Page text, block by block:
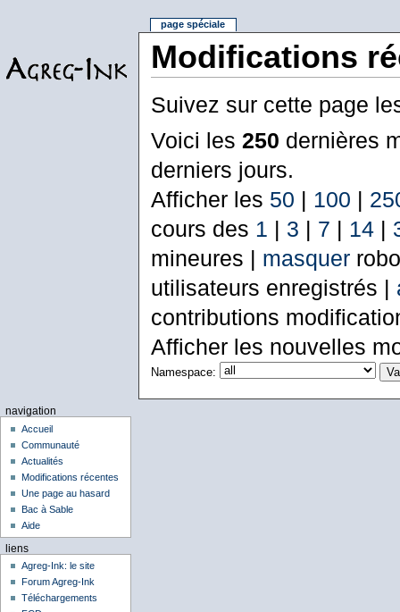
Modifications
Suivez sur cette page
Voici les 250 dernières
derniers jours.
Afficher les 50 | 100 |
cours des 1 | 3 | 7 | 14|
mineures | masquer
utilisateurs enregistrés |
contributions
Afficher les nouvelles
Namespace:
page spéciale
navigation
Accueil
Communauté
Actualités
Modifications récentes
Une page au hasard
Bac à Sable
Aide
liens
Agreg-Ink: le site
Forum Agreg-Ink
Téléchargements